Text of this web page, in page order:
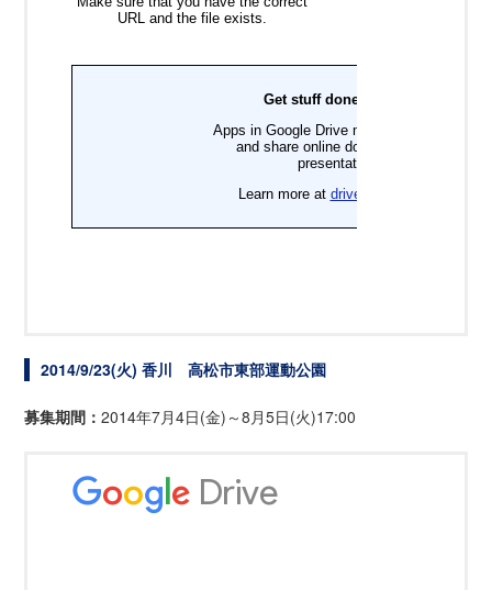
2014/9/23(火) 香川 高松市東部運動公園
募集期間：2014年7月4日(金)～8月5日(火)17:00